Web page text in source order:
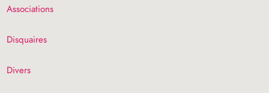
Associations
Disquaires
Divers